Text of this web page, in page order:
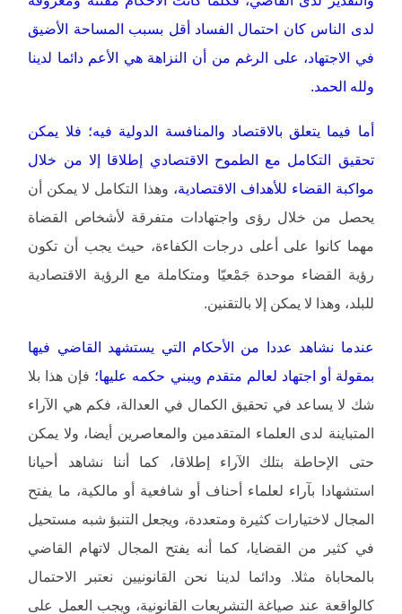
لدى الناس كان احتمال الفساد أقل بسبب المساحة الأضيق
في الاجتهاد، على الرغم من أن النزاهة هي الأعم دائما لدينا
ولله الحمد.
أما فيما يتعلق بالاقتصاد والمنافسة الدولية فيه؛ فلا يمكن
تحقيق التكامل مع الطموح الاقتصادي إطلاقا إلا من خلال
مواكبة القضاء للأهداف الاقتصادية، وهذا التكامل لا يمكن أن
يحصل من خلال رؤى واجتهادات متفرقة لأشخاص القضاة
مهما كانوا على أعلى درجات الكفاءة، حيث يجب أن تكون
رؤية القضاء موحدة جَمْعيّا ومتكاملة مع الرؤية الاقتصادية
للبلد، وهذا لا يمكن إلا بالتقنين.
عندما نشاهد عددا من الأحكام التي يستشهد القاضي فيها
بمقولة أو اجتهاد لعالم متقدم ويبني حكمه عليها؛ فإن هذا بلا
شك لا يساعد في تحقيق الكمال في العدالة، فكم هي الآراء
المتباينة لدى العلماء المتقدمين والمعاصرين أيضا، ولا يمكن
حتى الإحاطة بتلك الآراء إطلاقا، كما أننا نشاهد أحيانا
استشهادا بآراء لعلماء أحناف أو شافعية أو مالكية، ما يفتح
المجال لاختيارات كثيرة ومتعددة، ويجعل التنبؤ شبه مستحيل
في كثير من القضايا، كما أنه يفتح المجال لاتهام القاضي
بالمحاباة مثلا. ودائما لدينا نحن القانونيين نعتبر الاحتمال
كالواقعة عند صياغة التشريعات القانونية، ويجب العمل على